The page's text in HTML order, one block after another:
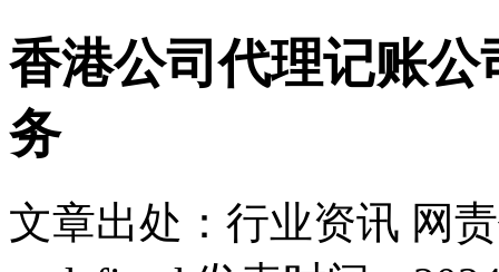
香港公司代理记账
务
文章出处：行业资讯 网